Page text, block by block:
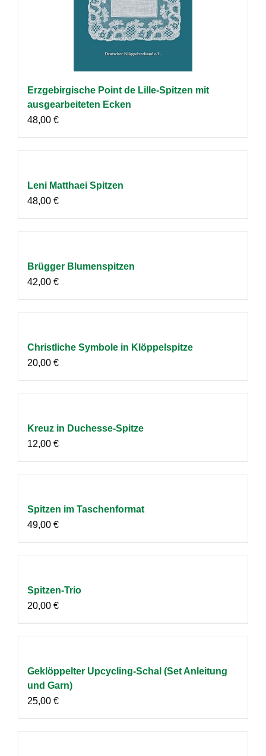
Erzgebirgische Point de Lille-Spitzen mit
ausgearbeiteten Ecken
48,00 €
Leni Matthaei Spitzen
48,00 €
Brügger Blumenspitzen
42,00 €
Christliche Symbole in Klöppelspitze
20,00 €
Kreuz in Duchesse-Spitze
12,00 €
Spitzen im Taschenformat
49,00 €
Spitzen-Trio
20,00 €
Geklöppelter Upcycling-Schal (Set Anleitung
und Garn)
25,00 €